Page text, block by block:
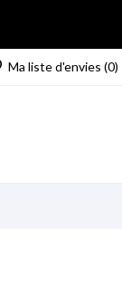
Ma liste d'envies (0)